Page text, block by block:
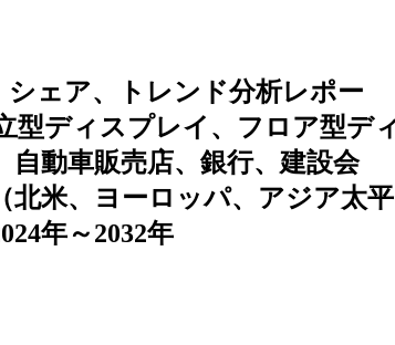
シェア、トレンド分析レポー
型ディスプレイ、フロア型デ
動車販売店、銀行、建設会
北米、ヨーロッパ、アジア太平
年～2032年